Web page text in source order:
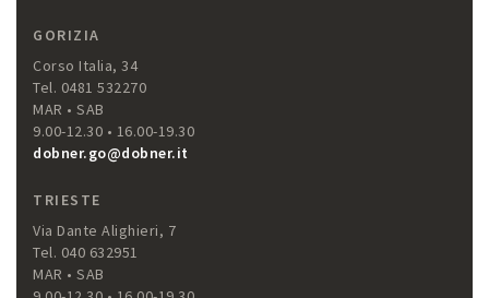
GORIZIA
Corso Italia, 34
Tel. 0481 532270
MAR • SAB
9.00-12.30 • 16.00-19.30
dobner.go@dobner.it
TRIESTE
Via Dante Alighieri, 7
Tel. 040 632951
MAR • SAB